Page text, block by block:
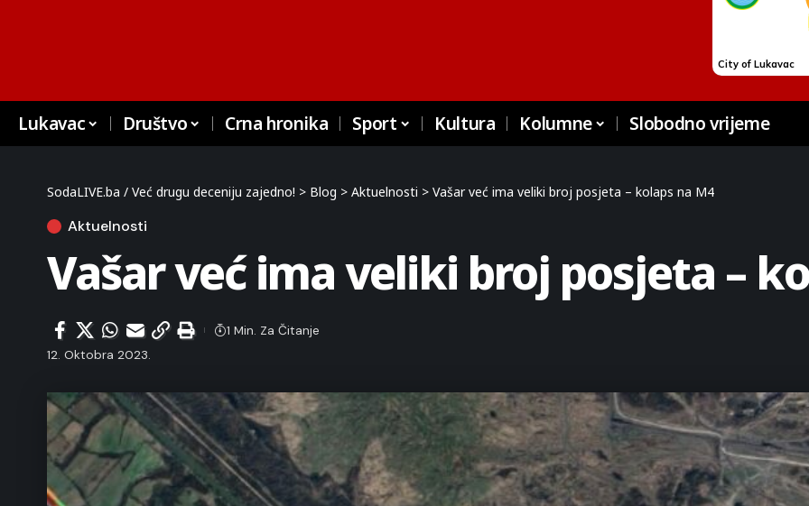
Lukavac Društvo Crna hronika Sport Kultura Kolumne Slobodno vrijeme
SodaLIVE.ba / Već drugu deceniju zajedno! > Blog > Aktuelnosti > Vašar već ima veliki broj posjeta – kolaps na M4
Aktuelnosti
Vašar već ima veliki broj posjeta –
12. Oktobra 2023.
1 Min. Za Čitanje